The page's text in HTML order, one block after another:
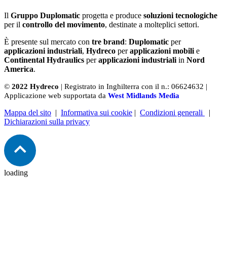
Il Gruppo Duplomatic progetta e produce soluzioni tecnologiche
per il controllo del movimento, destinate a molteplici settori.
È presente sul mercato con tre brand: Duplomatic per
applicazioni industriali, Hydreco perapplicazioni mobili e
Continental Hydraulics perapplicazioni industriali in Nord
America.
© 2022 Hydreco | Registrato in Inghilterra con il n.: 06624632 |
Applicazione web supportata da West Midlands Media
Mappa del sito | Informativa sui cookie | Condizioni generali
|
Dichiarazioni sulla privacy
loading